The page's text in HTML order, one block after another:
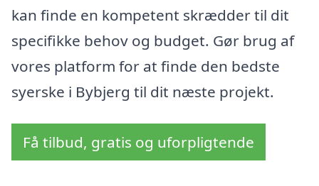
kan finde en kompetent skrædder til dit
specifikke behov og budget. Gør brug af
vores platform for at finde den bedste
syerske i Bybjerg til dit næste projekt.
Få tilbud, gratis og uforpligtende